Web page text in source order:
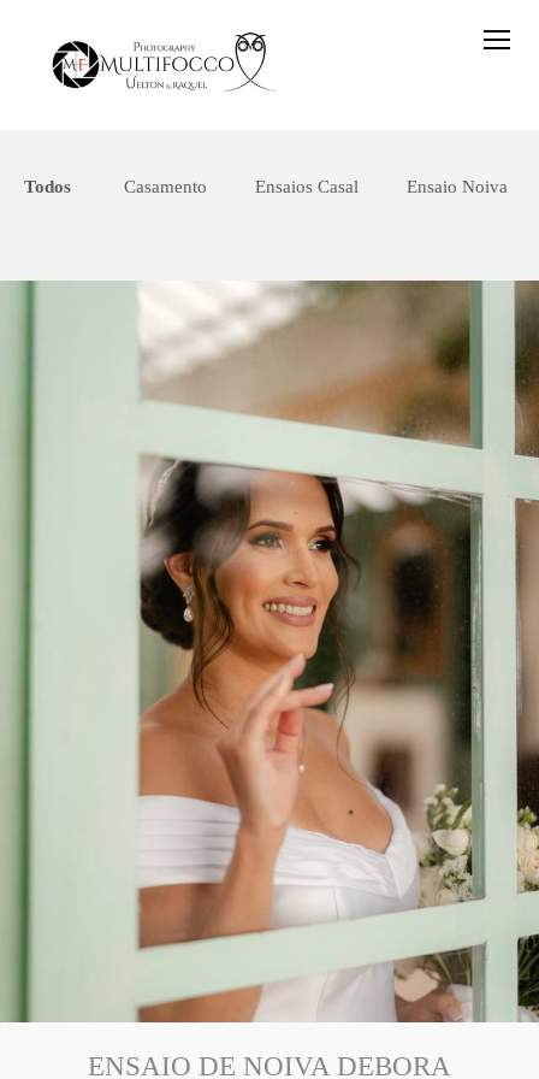
Todos Casamento Ensaios Casal Ensaio Noiva
ENSAIO DE NOIVA DEBORA